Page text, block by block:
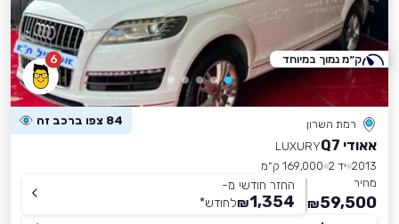
6
רמת השרון 84 צפו ברכב זה
אאודי Q7
LUXURY
2013 יד 2
169,000 ק״מ
מחיר
59,500
₪
החזר חודשי מ-
1,354
₪לחודש*
ק״מ נמוך במיוחד